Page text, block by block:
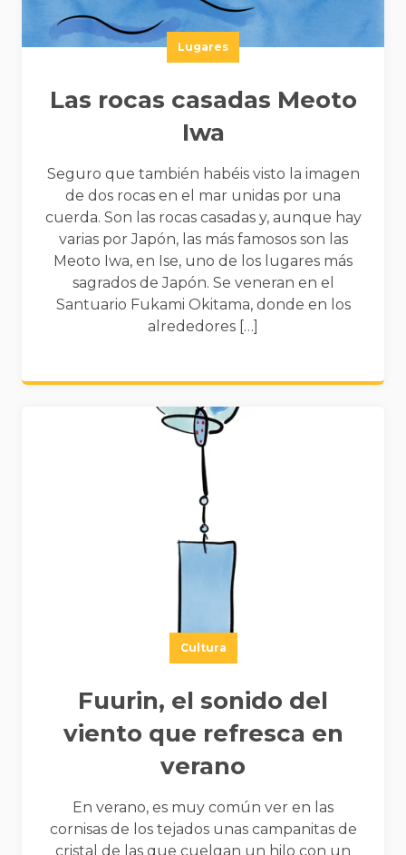
Lugares
Las rocas casadas Meoto
Iwa
Seguro que también habéis visto la imagen
de dos rocas en el mar unidas por una
cuerda. Son las rocas casadas y, aunque hay
varias por Japón, las más famosos son las
Meoto Iwa, en Ise, uno de los lugares más
sagrados de Japón. Se veneran en el
Santuario Fukami Okitama, donde en los
alrededores […]
Cultura
Fuurin, el sonido del
viento que refresca en
verano
En verano, es muy común ver en las
cornisas de los tejados unas campanitas de
cristal de las que cuelgan un hilo con un